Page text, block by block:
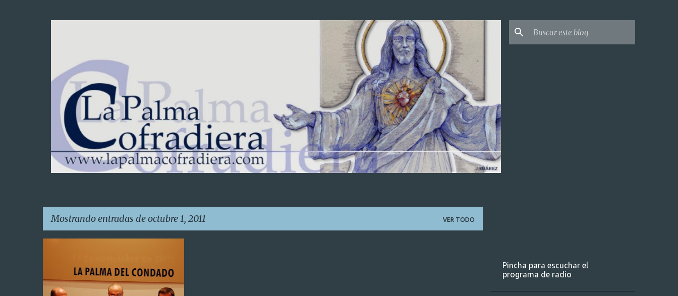
Mostrando entradas de octubre 1, 2011 VER TODO
t
HDAD. NTRA. SRA. DEL VALLE
Pincha para escuchar el
programa de radio